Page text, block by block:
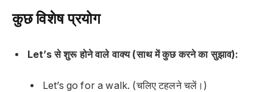
कुछ विशेष प्रयोग
Let’s से शुरू होने वाले वाक्य (साथ में कुछ करने का सुझाव):
Let’s go for a walk. (चलिए टहलने चलें।)